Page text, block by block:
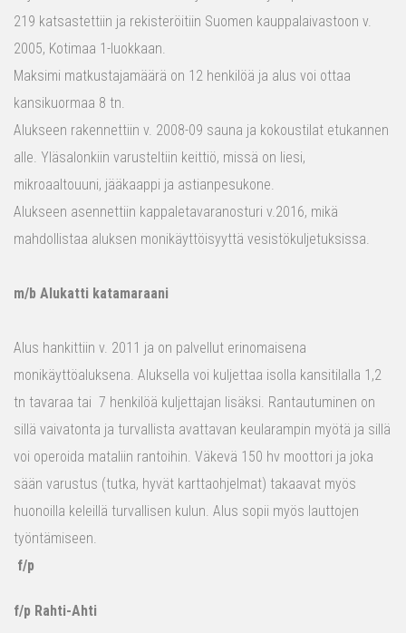
219 katsastettiin ja rekisteröitiin Suomen kauppalaivastoon v.
2005, Kotimaa 1-luokkaan.
Maksimi matkustajamäärä on 12 henkilöä ja alus voi ottaa
kansikuormaa 8 tn.
Alukseen rakennettiin v. 2008-09 sauna ja kokoustilat etukannen
alle. Yläsalonkiin varusteltiin keittiö, missä on liesi,
mikroaaltouuni, jääkaappi ja astianpesukone.
Alukseen asennettiin kappaletavaranosturi v.2016, mikä
mahdollistaa aluksen monikäyttöisyyttä vesistökuljetuksissa.
m/b Alukatti katamaraani
Alus hankittiin v. 2011 ja on palvellut erinomaisena
monikäyttöaluksena. Aluksella voi kuljettaa isolla kansitilalla 1,2
tn tavaraa tai 7 henkilöä kuljettajan lisäksi. Rantautuminen on
sillä vaivatonta ja turvallista avattavan keularampin myötä ja sillä
voi operoida mataliin rantoihin. Väkevä 150 hv moottori ja joka
sään varustus (tutka, hyvät karttaohjelmat) takaavat myös
huonoilla keleillä turvallisen kulun. Alus sopii myös lauttojen
työntämiseen.
f/p
f/p Rahti-Ahti